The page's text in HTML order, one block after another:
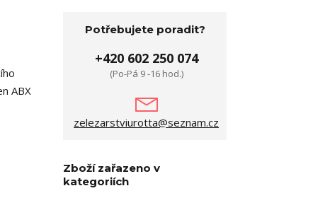
ABX
Potřebujete poradit?
+420 602 250 074
(Po-Pá 9 -16 hod.)
zelezarstviurotta@seznam.cz
Zboží zařazeno v
kategoriích